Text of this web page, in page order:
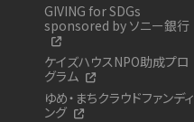
GIVING for SDGs
sponsored by ソニー銀行
ケイズハウスNPO助成プロ
グラム
ゆめ・まちクラウドファンディ
ング